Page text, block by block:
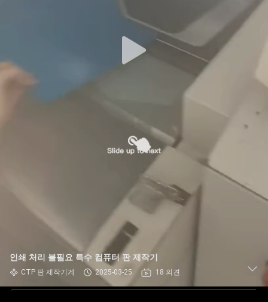
인쇄 처리 불필요 특수 컴퓨터 판 제작기
CTP 판 제작기계 2025-03-25 18 의견